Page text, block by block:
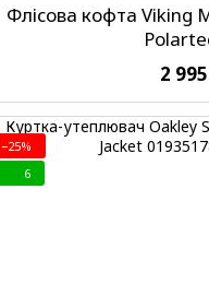
Флісова кофта Viking
2
−25%
6